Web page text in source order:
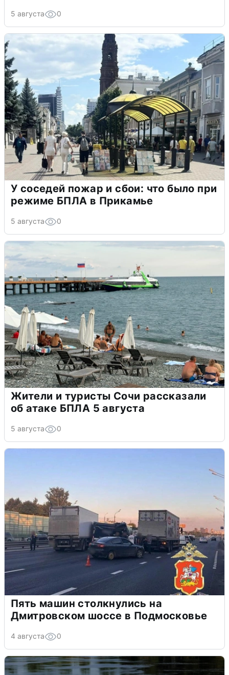
5 августа 0
У соседей пожар и сбои: что было при
режиме БПЛА в Прикамье
5 августа 0
Жители и туристы Сочи рассказали
об атаке БПЛА 5 августа
5 августа 0
Пять машин столкнулись на
Дмитровском шоссе в Подмосковье
4 августа 0